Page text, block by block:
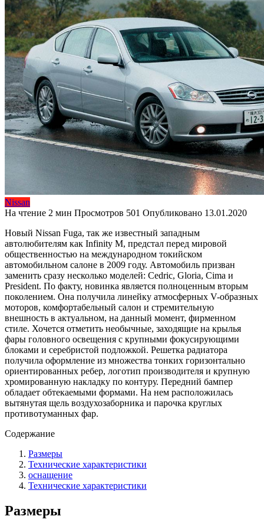
Nissan
На чтение 2 мин Просмотров 501 Опубликовано 13.01.2020
Новый Nissan Fuga, так же известный западным
автолюбителям как Infinity M, предстал перед мировой
общественностью на международном токийском
автомобильном салоне в 2009 году. Автомобиль призван
заменить сразу несколько моделей: Cedric, Gloria, Cima и
President. По факту, новинка является полноценным вторым
поколением. Она получила линейку атмосферных V-образных
моторов, комфортабельный салон и стремительную
внешность в актуальном, на данный момент, фирменном
стиле. Хочется отметить необычные, заходящие на крылья
фары головного освещения с крупными фокусирующими
блоками и серебристой подложкой. Решетка радиатора
получила оформление из множества тонких горизонтально
ориентированных ребер, логотип производителя и крупную
хромированную накладку по контуру. Передний бампер
обладает обтекаемыми формами. На нем расположилась
вытянутая щель воздухозаборника и парочка круглых
противотуманных фар.
Содержание
Размеры
Технические характеристики
оснащение
Технические характеристики
Размеры